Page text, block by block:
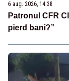
6 aug. 2026, 14:38
Patronul CFR
pierd bani?”